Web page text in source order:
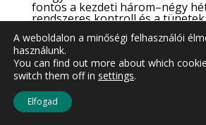
fontos a kezdeti három–négy
rendszeres kontroll és a
A vizsgálatban résztvevő betegek
számoltak be fejfájásról, nappali
vagy más komoly mellékhatásról.
mégis hangsúlyozzák, hogy az
A weboldalon a minőségi felhasználói
használunk.
You can find out more about which
switch them off in settings.
Elfogad